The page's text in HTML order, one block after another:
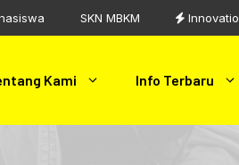
SKN MBKM
Kami Info Terbaru